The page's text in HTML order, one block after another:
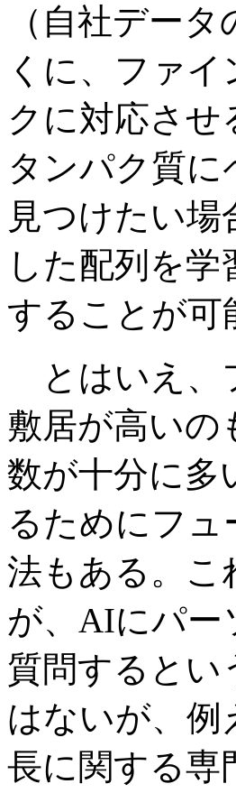
（自社デー
くに、ファ
クに対応さ
タンパク質
見つけたい
した配列を
することが可
とはいえ、
敷居が高いの
数が十分に多
るためにフ
法もある。こ
が、AIにパー
質問するとい
はないが、例
長に関する専